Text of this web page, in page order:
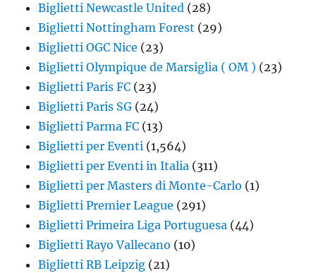
Biglietti Newcastle United (28)
Biglietti Nottingham Forest (29)
Biglietti OGC Nice (23)
Biglietti Olympique de Marsiglia ( OM ) (23)
Biglietti Paris FC (23)
Biglietti Paris SG (24)
Biglietti Parma FC (13)
Biglietti per Eventi (1,564)
Biglietti per Eventi in Italia (311)
Biglietti per Masters di Monte-Carlo (1)
Biglietti Premier League (291)
Biglietti Primeira Liga Portuguesa (44)
Biglietti Rayo Vallecano (10)
Biglietti RB Leipzig (21)